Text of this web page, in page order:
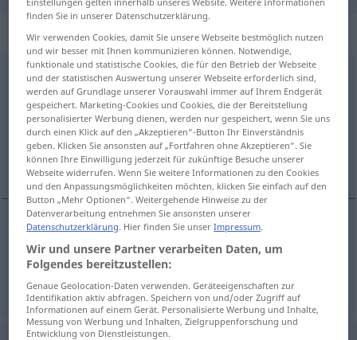
„auszanken“: transitives Verb
auszankenv/t <sép;-ge-;h.> REGIONAL
Übersicht aller Übersetzungen
(Für mehr Details die Übersetzung anklicken/antippen)
gronder, attraper
gronder auszanken
attraper auszanken
finden Sie in unserer Datenschutzerklärung.
Wir verwenden Cookies, damit Sie unsere Webseite bestmöglich nutzen
und wir besser mit Ihnen kommunizieren können. Notwendige,
funktionale und statistische Cookies, die für den Betrieb der Webseite
und der statistischen Auswertung unserer Webseite erforderlich sind,
werden auf Grundlage unserer Vorauswahl immer auf Ihrem Endgerät
gespeichert. Marketing-Cookies und Cookies, die der Bereitstellung
personalisierter Werbung dienen, werden nur gespeichert, wenn Sie uns
durch einen Klick auf den „Akzeptieren“-Button Ihr Einverständnis
geben. Klicken Sie ansonsten auf „Fortfahren ohne Akzeptieren“. Sie
können Ihre Einwilligung jederzeit für zukünftige Besuche unserer
Webseite widerrufen. Wenn Sie weitere Informationen zu den Cookies
und den Anpassungsmöglichkeiten möchten, klicken Sie einfach auf den
Button „Mehr Optionen“. Weitergehende Hinweise zu der
Datenverarbeitung entnehmen Sie ansonsten unserer
Datenschutzerklärung. Hier finden Sie unserImpressum.
Wir und unsere Partner verarbeiten Daten, um
Folgendes bereitzustellen:
Genaue Geolocation-Daten verwenden. Geräteeigenschaften zur
Identifikation aktiv abfragen. Speichern von und/oder Zugriff auf
Informationen auf einem Gerät. Personalisierte Werbung und Inhalte,
Messung von Werbung und Inhalten, Zielgruppenforschung und
Entwicklung von Dienstleistungen.